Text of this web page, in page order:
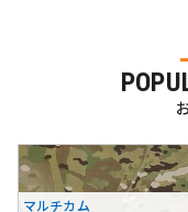
マルチカム